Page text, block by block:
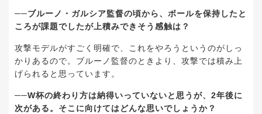
──ブルーノ・ガルシア監督の頃から、ボールを保持したと
ころが課題でしたが上積みできそう感触は？
攻撃モデルがすごく明確で、これをやろうというのがしっ
かりあるので。ブルーノ監督のときより、攻撃では積み上
げられると思っています。
──W杯の終わり方は納得いっていないと思うが、2年後に
次がある。そこに向けてはどんな思いでしょうか？